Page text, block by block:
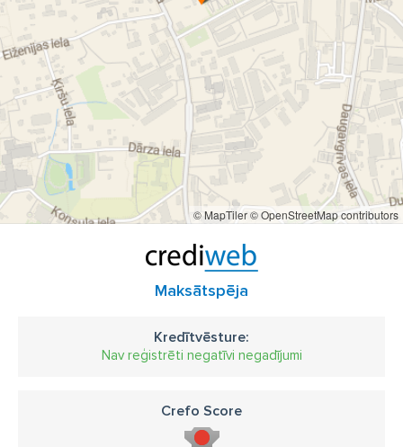
© MapTiler© OpenStreetMap contributors
Maksātspēja
Kredītvēsture:
Nav reģistrēti negatīvi negadījumi
Crefo Score